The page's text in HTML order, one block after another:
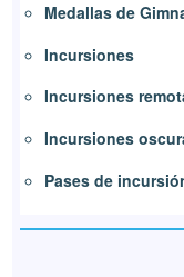
Medallas de
Incursiones
Incursiones
Incursiones
Pases de